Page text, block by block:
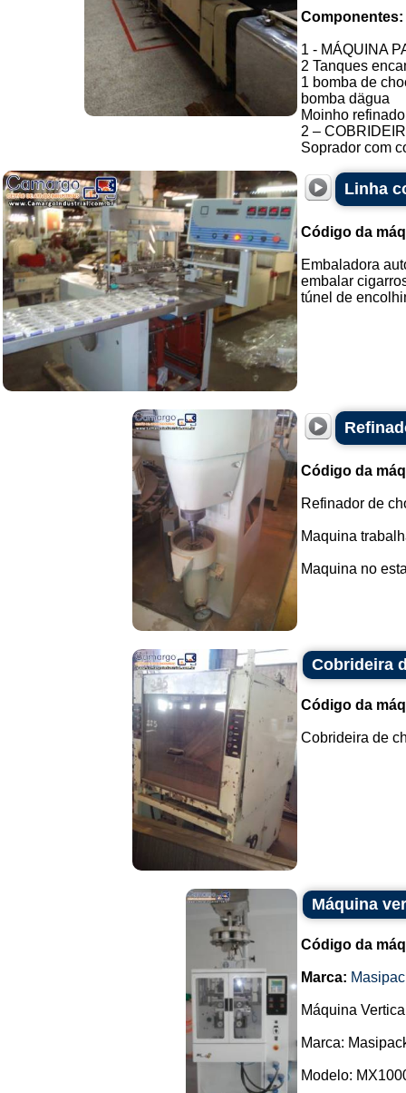
Componentes:
1 - MÁQUINA
2 Tanques
1 bomba de
bomba dägua
Moinho
2 –
Soprador com
Linha
Código da
Embaladora
embalar
túnel de
Código da
Refinador de
Maquina
Maquina no
Cobrideira
Código da
Cobrideira de
Máquina
Código da
Marca:
Máquina
Marca:
Modelo: